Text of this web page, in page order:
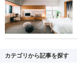
カテゴリから記事を探す